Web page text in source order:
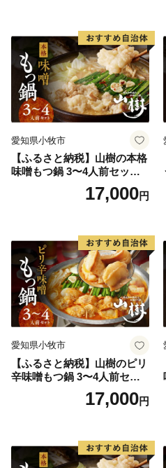
間
愛知県小牧市
【ふるさと納税】山樹の本格
味噌もつ鍋 3〜4人前セット
山樹 国産 牛もつ ホルモン モ
ツ オンライン飲み会 ホーム
間
17,000円
愛知県小牧市
【ふるさと納税】山樹のピリ
辛味噌もつ鍋 3〜4人前セッ
ト 山樹 国産 牛もつ ホルモン
モツ オンライン飲み会 ホー
時間
17,000円